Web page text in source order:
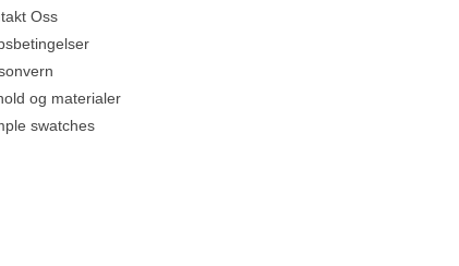
Oss
og materialer
swatches